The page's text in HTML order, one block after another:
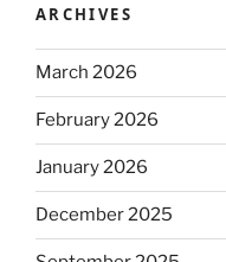
ARCHIVES
March 2026
February 2026
January 2026
December 2025